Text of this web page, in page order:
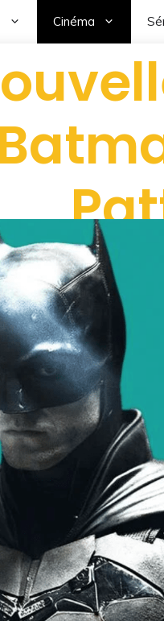
Cinéma